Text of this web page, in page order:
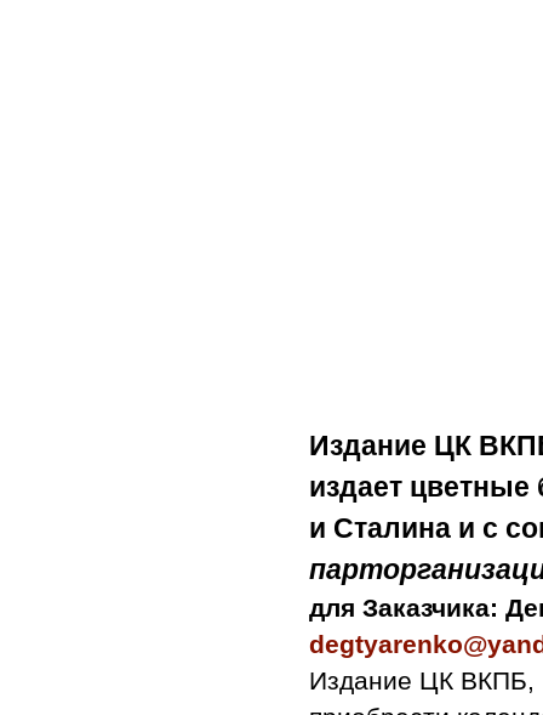
Издание ЦК
издает цветные
и Сталина и с
для Заказчика:
Издание ЦК ВКПБ,